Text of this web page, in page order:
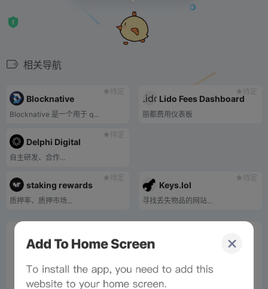
相关导航
待定
Blocknative
Blocknative 是一个用于 q...
待定
Lido Fees Dashboard
丽都费用仪表板
待定
Delphi Digital
自主研发、合作...
待定
staking rewards
质押率、质押市场...
待定
Keys.lol
寻找丢失物品的网站...
Bee Score
tbd